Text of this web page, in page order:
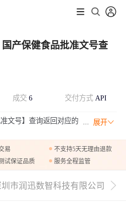
国产保健食品批准文号查
成交 6 交付方式 API
展开
文号】查询返回对应的
,批准文号,产品名称,申请人,附件,标
结论,保质期,产品名称英文,申请人英
文,生产国/地区,类型】等照面文字
据需求定制开发优化。 同业分析：
易
不支持5天无理由退款
试保证品质
服务全程监管
圳市润迅数智科技有限公司